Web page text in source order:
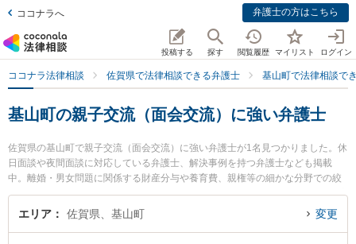
ココナラへ 弁護士の方はこちら
投稿する 探す 閲覧履歴 マイリスト ログイン
ココナラ法律相談 佐賀県で法律相談できる弁護士 基山町で法律相談で
基山町の親子交流（面会交流）に強い弁護士
佐賀県の基山町で親子交流（面会交流）に強い弁護士が1名見つかりました。休
日面談や夜間面談に対応している弁護士、解決事例を持つ弁護士なども掲載
中。離婚・男女問題に関係する財産分与や養育費、親権等の細かな分野での絞
り込み検索もでき便利です。特に筑紫野基山法律事務所の尾関 大雅弁護士のプ
ロフィール情報や弁護士費用、強みなどが注目されています。『基山町で土日
や夜間に発生した親子交流（面会交流）のトラブルを今すぐに弁護士に相談し
エリア 佐賀県、基山町 変更